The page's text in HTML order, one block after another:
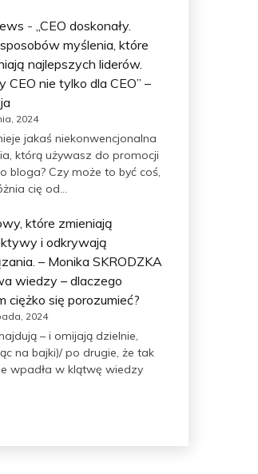
- „CEO doskonały.
myślenia, które
najlepszych liderów.
CEO nie tylko dla CEO” –
2024
jakaś niekonwencjonalna
którą używasz do promocji
bloga? Czy może to być coś,
cię od…
które zmieniają
i odkrywają
– Monika SKRODZKA
wiedzy – dlaczego
ciężko się porozumieć?
2024
– i omijają dzielnie,
na bajki)/ po drugie, że tak
wpadła w klątwę wiedzy